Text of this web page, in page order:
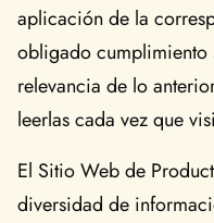
aplicación de la
obligado cumplimiento
relevancia de lo
leerlas cada vez que
El Sitio Web de
diversidad de